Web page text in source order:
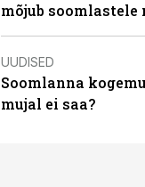
mõjub
UUDISED
Soomlanna
mujal ei saa?